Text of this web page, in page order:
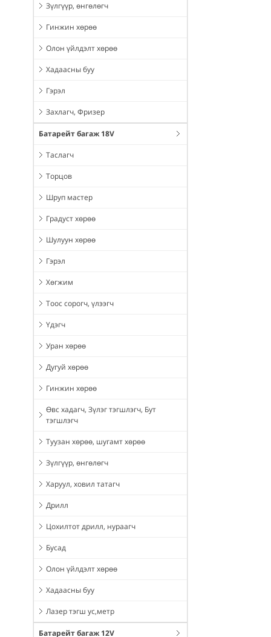
Зүлгүүр, өнгөлөгч
Гинжин хөрөө
Олон үйлдэлт хөрөө
Хадаасны буу
Гэрэл
Захлагч, Фризер
Батарейт багаж 18V
Таслагч
Торцов
Шруп мастер
Градуст хөрөө
Шулуун хөрөө
Гэрэл
Хөгжим
Тоос сорогч, үлээгч
Үдэгч
Уран хөрөө
Дугуй хөрөө
Гинжин хөрөө
Өвс хадагч, Зүлэг тэгшлэгч, Бут
тэгшлэгч
Туузан хөрөө, шугамт хөрөө
Зүлгүүр, өнгөлөгч
Харуул, ховил татагч
Дрилл
Цохилтот дрилл, нураагч
Бусад
Олон үйлдэлт хөрөө
Хадаасны буу
Лазер тэгш ус,метр
Батарейт багаж 12V